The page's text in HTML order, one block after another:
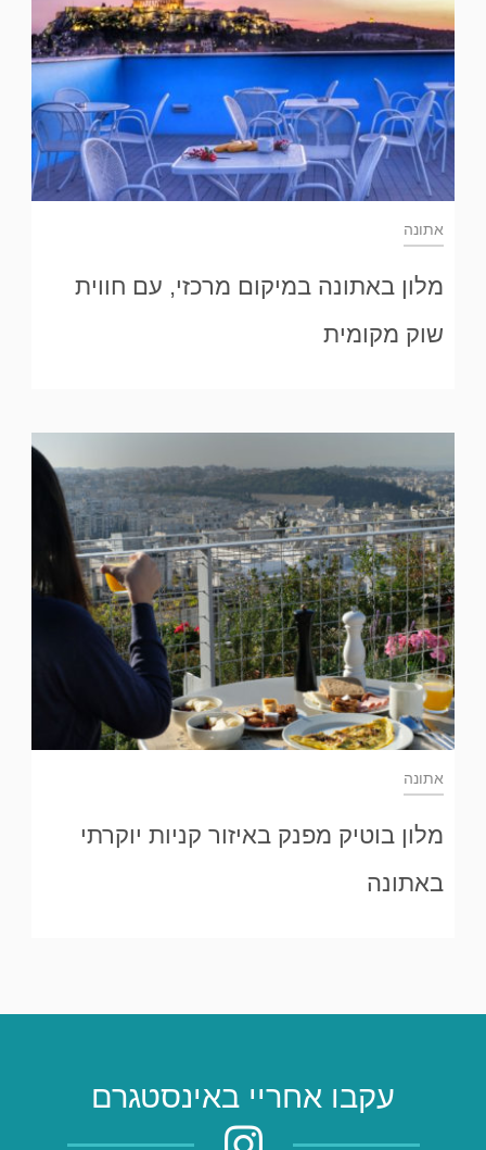
אתונה
מלון באתונה במיקום מרכזי, עם חווית
שוק מקומית
אתונה
מלון בוטיק מפנק באיזור קניות יוקרתי
באתונה
עקבו אחריי באינסטגרם